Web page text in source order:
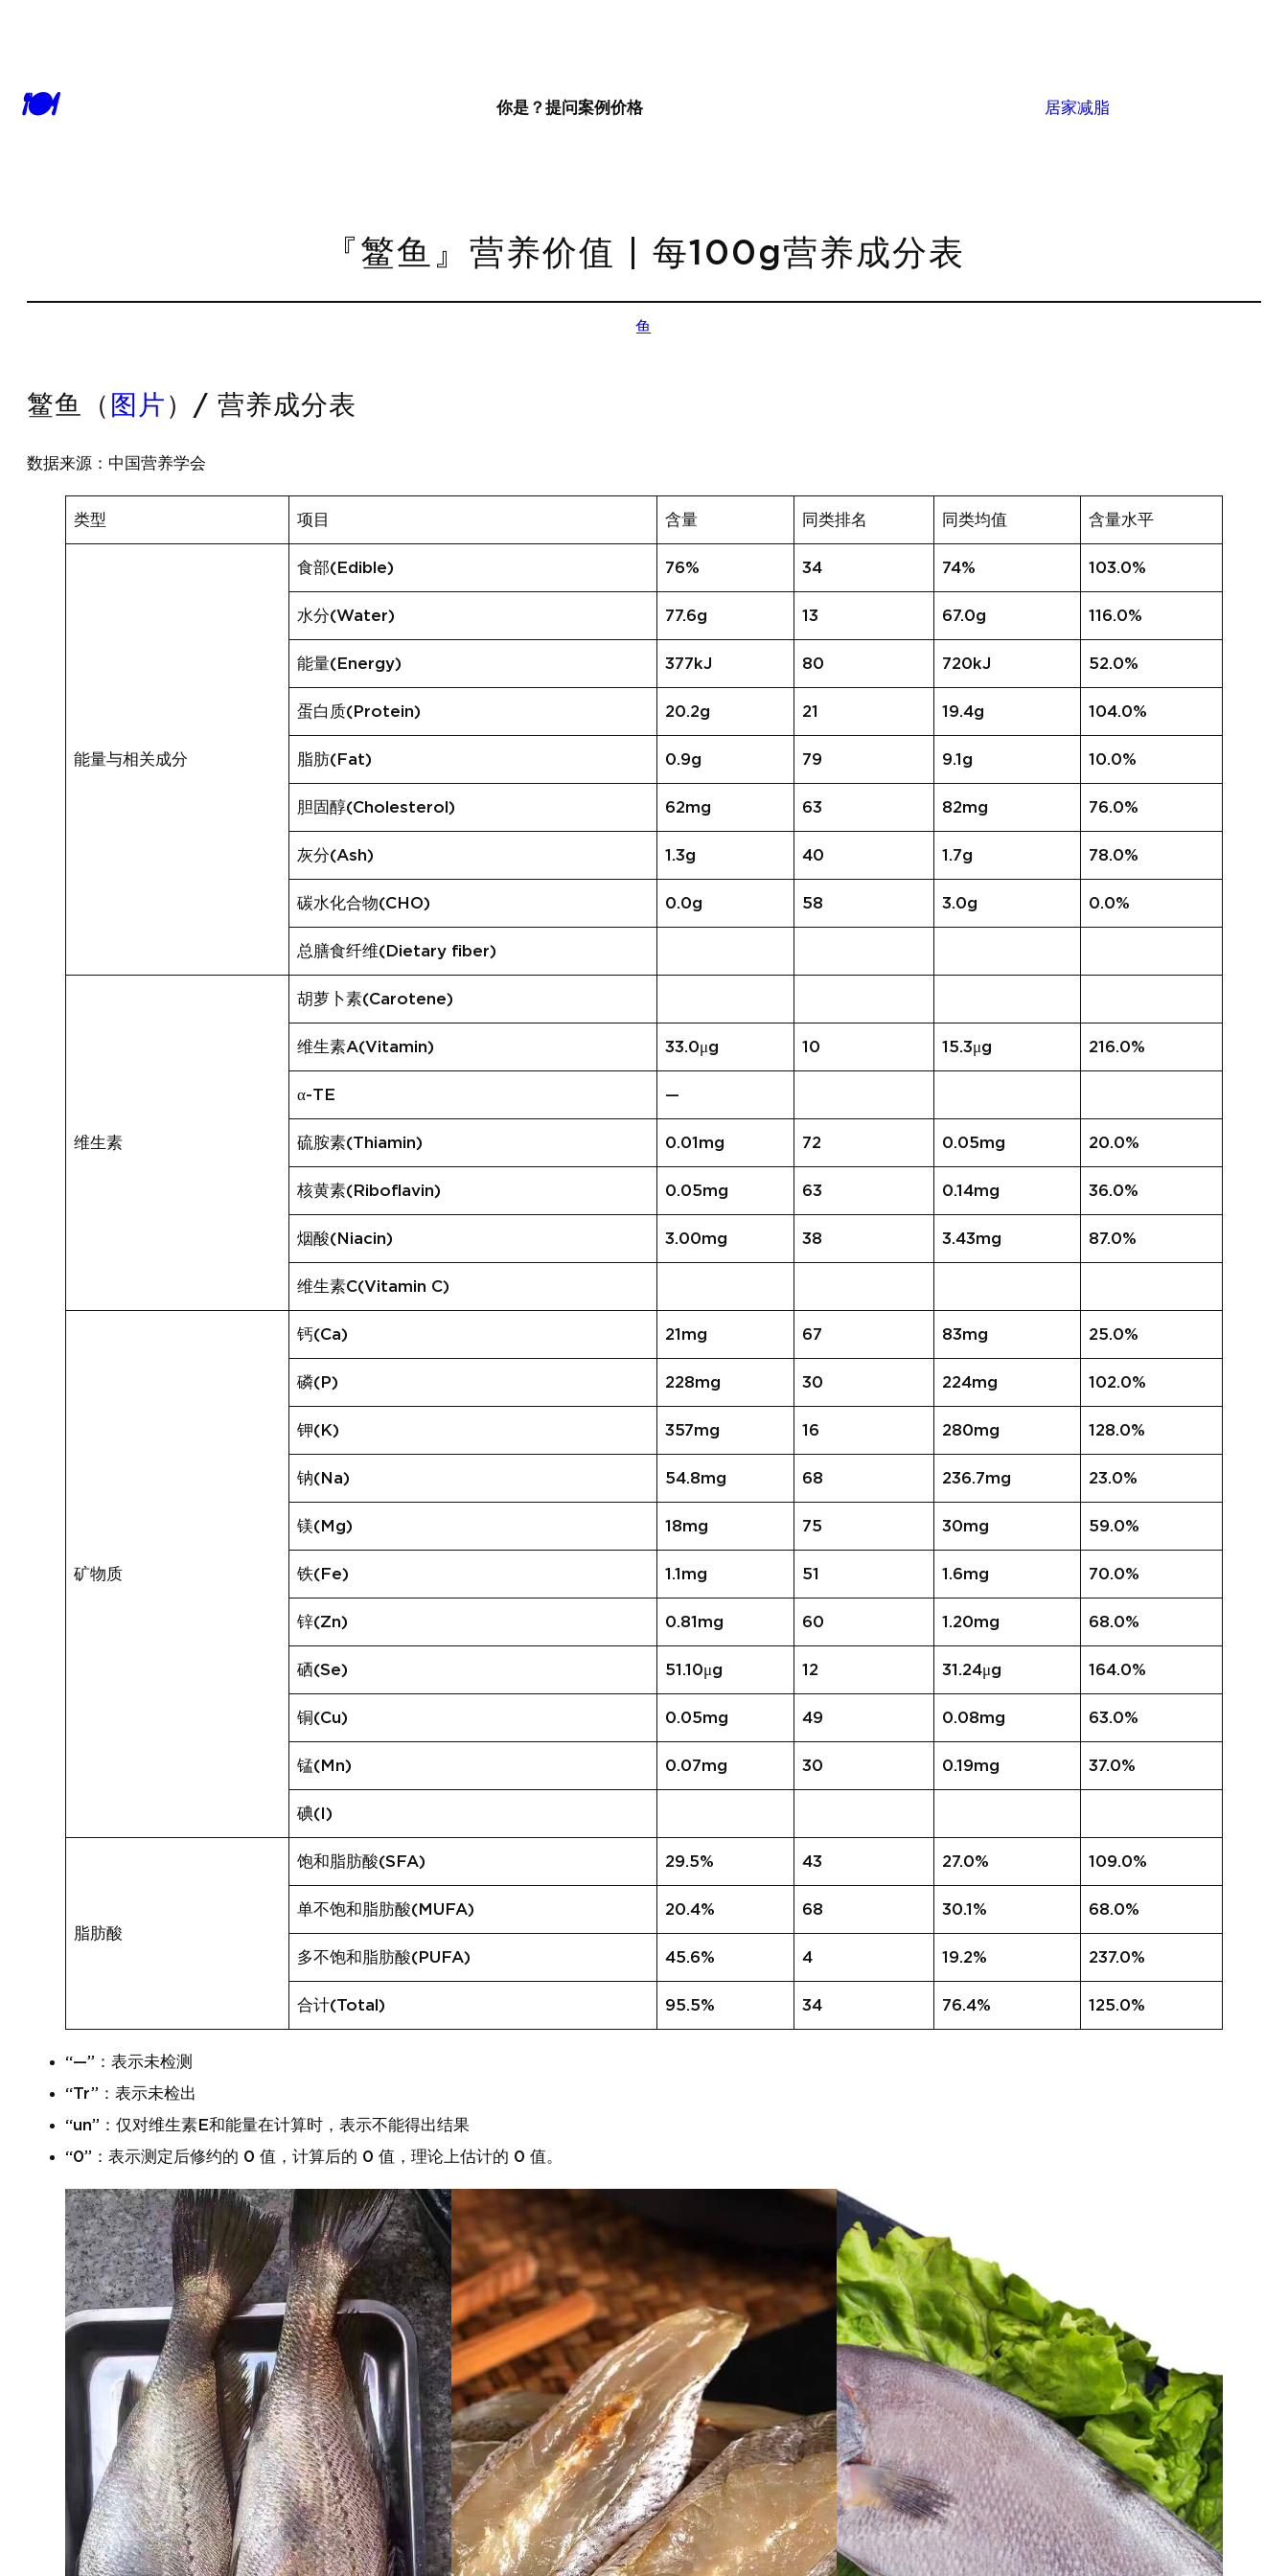
🍽 你是？ 提问案例价格 居家减脂
『鳘鱼』营养价值 | 每100g营养成分表
鱼
鳘鱼（ 图片 ）/ 营养成分表
数据来源：中国营养学会
类型 项目 含量 同类排名 同类均值 含量水平
能量与相关成分
食部(Edible) 76% 34 74% 103.0%
水分(Water) 77.6g 13 67.0g 116.0%
能量(Energy) 377kJ 80 720kJ 52.0%
蛋白质(Protein) 20.2g 21 19.4g 104.0%
脂肪(Fat) 0.9g 79 9.1g 10.0%
胆固醇(Cholesterol) 62mg 63 82mg 76.0%
灰分(Ash) 1.3g 40 1.7g 78.0%
碳水化合物(CHO) 0.0g 58 3.0g 0.0%
总膳食纤维(Dietary fiber)
维生素
胡萝卜素(Carotene)
维生素A(Vitamin) 33.0μg 10 15.3μg 216.0%
α-TE —
硫胺素(Thiamin) 0.01mg 72 0.05mg 20.0%
核黄素(Riboflavin) 0.05mg 63 0.14mg 36.0%
烟酸(Niacin) 3.00mg 38 3.43mg 87.0%
维生素C(Vitamin C)
矿物质
钙(Ca) 21mg 67 83mg 25.0%
磷(P) 228mg 30 224mg 102.0%
钾(K) 357mg 16 280mg 128.0%
钠(Na) 54.8mg 68 236.7mg 23.0%
镁(Mg) 18mg 75 30mg 59.0%
铁(Fe) 1.1mg 51 1.6mg 70.0%
锌(Zn) 0.81mg 60 1.20mg 68.0%
硒(Se) 51.10μg 12 31.24μg 164.0%
铜(Cu) 0.05mg 49 0.08mg 63.0%
锰(Mn) 0.07mg 30 0.19mg 37.0%
碘(I)
脂肪酸
饱和脂肪酸(SFA) 29.5% 43 27.0% 109.0%
单不饱和脂肪酸(MUFA) 20.4% 68 30.1% 68.0%
多不饱和脂肪酸(PUFA) 45.6% 4 19.2% 237.0%
合计(Total) 95.5% 34 76.4% 125.0%
“—”：表示未检测
“Tr”：表示未检出
“un”：仅对维生素E和能量在计算时，表示不能得出结果
“0”：表示测定后修约的 0 值，计算后的 0 值，理论上估计的 0 值。